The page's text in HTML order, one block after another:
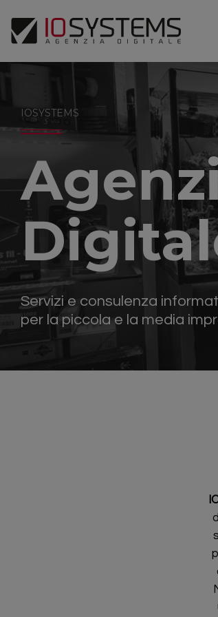
IOSYSTEMS
Servizi e consulenza
per la piccola e la media